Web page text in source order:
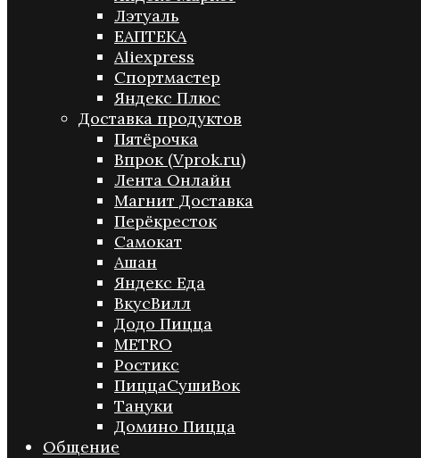
Лэтуаль
ЕАПТЕКА
Aliexpress
Спортмастер
Яндекс Плюс
Доставка продуктов
Пятёрочка
Впрок (Vprok.ru)
Лента Онлайн
Магнит Доставка
Перёкресток
Самокат
Ашан
Яндекс Еда
ВкусВилл
Додо Пицца
METRO
Ростикс
ПиццаСушиВок
Тануки
Домино Пицца
Общение